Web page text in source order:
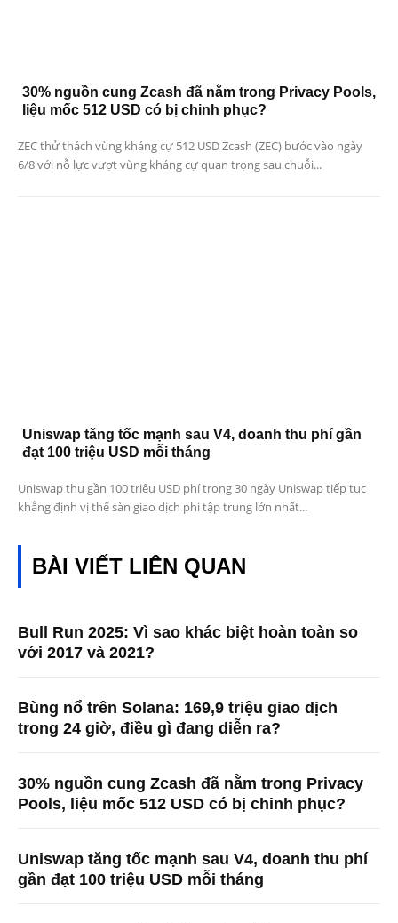
30% nguồn cung Zcash đã nằm trong Privacy Pools,
liệu mốc 512 USD có bị chinh phục?
ZEC thử thách vùng kháng cự 512 USD Zcash (ZEC) bước vào ngày
6/8 với nỗ lực vượt vùng kháng cự quan trọng sau chuỗi...
Uniswap tăng tốc mạnh sau V4, doanh thu phí gần
đạt 100 triệu USD mỗi tháng
Uniswap thu gần 100 triệu USD phí trong 30 ngày Uniswap tiếp tục
khẳng định vị thế sàn giao dịch phi tập trung lớn nhất...
BÀI VIẾT LIÊN QUAN
Bull Run 2025: Vì sao khác biệt hoàn toàn so
với 2017 và 2021?
Bùng nổ trên Solana: 169,9 triệu giao dịch
trong 24 giờ, điều gì đang diễn ra?
30% nguồn cung Zcash đã nằm trong Privacy
Pools, liệu mốc 512 USD có bị chinh phục?
Uniswap tăng tốc mạnh sau V4, doanh thu phí
gần đạt 100 triệu USD mỗi tháng